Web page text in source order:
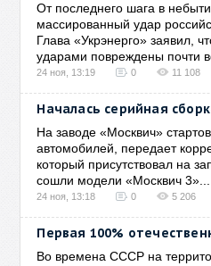
От последнего шага в
массированный удар
Глава «Укрэнерго» заявил,
ударами повреждены почти
24 ноя, 13:19 0 11 108
Началась серийная
На заводе «Москвич»
автомобилей, передает
который присутствовал на
сошли модели «Москвич 3»....
24 ноя, 13:18 0 5 206
Первая 100%
Во времена СССР на